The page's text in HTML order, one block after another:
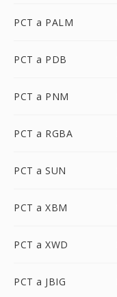
PCT a PALM
PCT a PDB
PCT a PNM
PCT a RGBA
PCT a SUN
PCT a XBM
PCT a XWD
PCT a JBIG